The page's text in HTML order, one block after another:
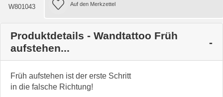
W801043
Produktdetails - Wandtattoo Früh
aufstehen...
Früh aufstehen ist der erste Schritt
in die falsche Richtung!